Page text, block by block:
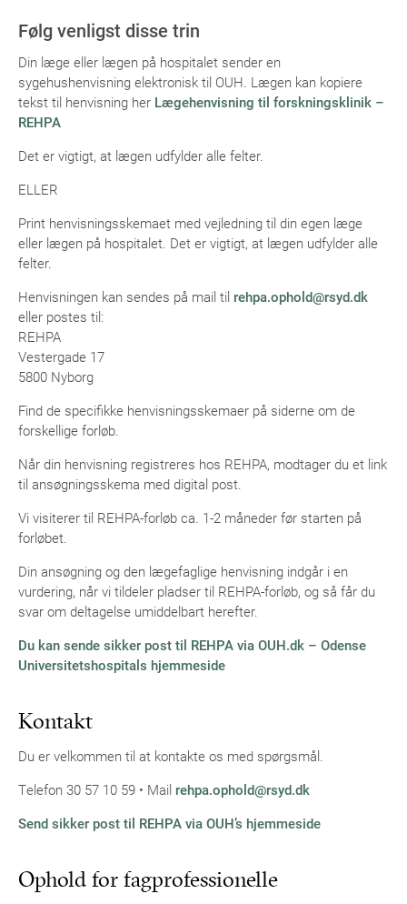
Følg venligst disse trin
Din læge eller lægen på hospitalet sender en
sygehushenvisning elektronisk til OUH. Lægen kan kopiere
tekst til henvisning her Lægehenvisning til forskningsklinik –
REHPA
Det er vigtigt, at lægen udfylder alle felter.
ELLER
Print henvisningsskemaet med vejledning til din egen læge
eller lægen på hospitalet. Det er vigtigt, at lægen udfylder alle
felter.
Henvisningen kan sendes på mail til rehpa.ophold@rsyd.dk
eller postes til:
REHPA
Vestergade 17
5800 Nyborg
Find de specifikke henvisningsskemaer på siderne om de
forskellige forløb.
Når din henvisning registreres hos REHPA, modtager du et link
til ansøgningsskema med digital post.
Vi visiterer til REHPA-forløb ca. 1-2 måneder før starten på
forløbet.
Din ansøgning og den lægefaglige henvisning indgår i en
vurdering, når vi tildeler pladser til REHPA-forløb, og så får du
svar om deltagelse umiddelbart herefter.
Du kan sende sikker post til REHPA via OUH.dk – Odense
Universitetshospitals hjemmeside
Kontakt
Du er velkommen til at kontakte os med spørgsmål.
Telefon 30 57 10 59 • Mail rehpa.ophold@rsyd.dk
Send sikker post til REHPA via OUH’s hjemmeside
Ophold for fagprofessionelle